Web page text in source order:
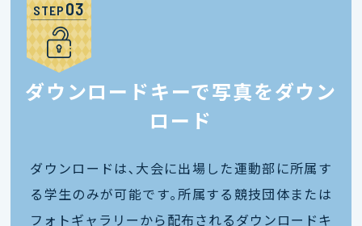
STEP
ダウンロードキーで写真をダウン
ロード
ダウンロードは､大会に出場した運動部に所属す
る学生のみが可能です｡所属する競技団体または
フォトギャラリーから配布されるダウンロードキ